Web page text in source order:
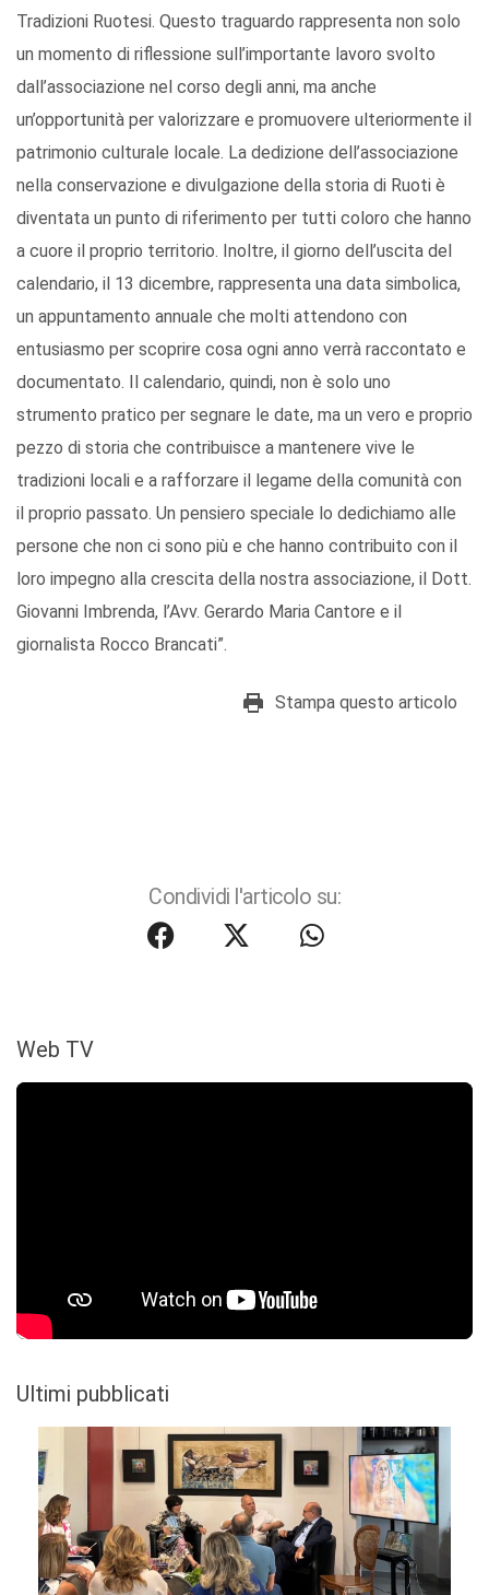
Tradizioni Ruotesi. Questo traguardo rappresenta non solo
un momento di riflessione sull’importante lavoro svolto
dall’associazione nel corso degli anni, ma anche
un’opportunità per valorizzare e promuovere ulteriormente il
patrimonio culturale locale. La dedizione dell’associazione
nella conservazione e divulgazione della storia di Ruoti è
diventata un punto di riferimento per tutti coloro che hanno
a cuore il proprio territorio. Inoltre, il giorno dell’uscita del
calendario, il 13 dicembre, rappresenta una data simbolica,
un appuntamento annuale che molti attendono con
entusiasmo per scoprire cosa ogni anno verrà raccontato e
documentato. Il calendario, quindi, non è solo uno
strumento pratico per segnare le date, ma un vero e proprio
pezzo di storia che contribuisce a mantenere vive le
tradizioni locali e a rafforzare il legame della comunità con
il proprio passato. Un pensiero speciale lo dedichiamo alle
persone che non ci sono più e che hanno contribuito con il
loro impegno alla crescita della nostra associazione, il Dott.
Giovanni Imbrenda, l’Avv. Gerardo Maria Cantore e il
giornalista Rocco Brancati”.
Stampa questo articolo
Condividi l'articolo su:
Web TV
Ultimi pubblicati